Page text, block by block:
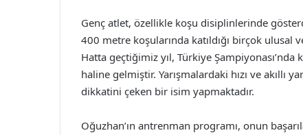
Genç atlet, özellikle koşu disiplinlerinde
400 metre koşularında katıldığı birçok ulusal
Hatta geçtiğimiz yıl, Türkiye
haline gelmiştir. Yarışmalardaki hızı ve akıllı
dikkatini çeken bir isim yapmaktadır.
Oğuzhan’ın antrenman programı, onun